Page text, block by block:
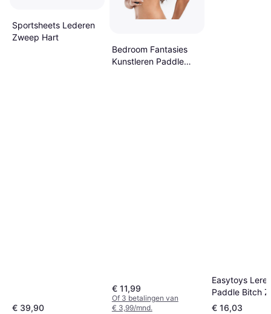
Sportsheets Lederen
Zweep Hart
€ 39,90
Bedroom Fantasies
Kunstleren Paddle
€ 11,99
Of 3 betalingen van
€ 3,99/mnd.
Easytoys
Paddle Bitch
€ 16,03